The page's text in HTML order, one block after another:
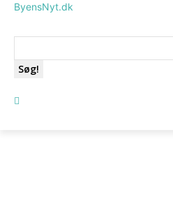
ByensNyt.dk
Søg!